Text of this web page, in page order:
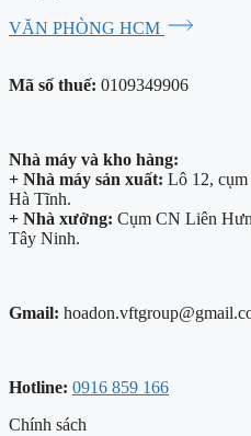
VĂN PHÒNG HCM
Mã số thuế: 0109349906
Nhà máy và kho hàng:
+ Nhà máy sản xuất: Lô 12,
Hà Tĩnh.
+ Nhà xưởng: Cụm CN Liên
Tây Ninh.
Gmail:
Hotline: 0916 859 166
Chính sách